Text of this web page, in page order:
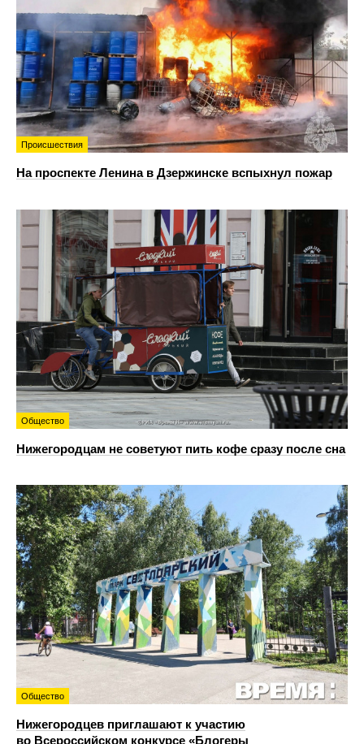
Происшествия
На проспекте Ленина в Дзержинске вспыхнул пожар
Общество
Нижегородцам не советуют пить кофе сразу после сна
Общество
Нижегородцев приглашают к участию
во Всероссийском конкурсе «Блогеры